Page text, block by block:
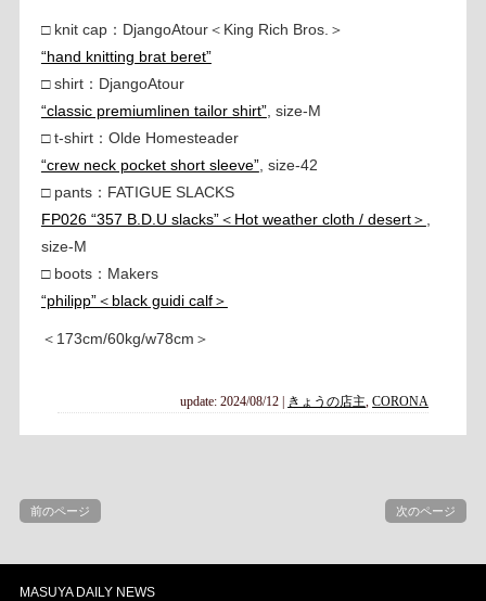
□ knit cap：DjangoAtour＜King Rich Bros.＞
“hand knitting brat beret”
□ shirt：DjangoAtour
“classic premiumlinen tailor shirt”, size-M
□ t-shirt：Olde Homesteader
“crew neck pocket short sleeve”, size-42
□ pants：FATIGUE SLACKS
FP026 “357 B.D.U slacks”＜Hot weather cloth / desert＞
size-M
□ boots：Makers
“philipp”＜black guidi calf＞
＜173cm/60kg/w78cm＞
update: 2024/08/12 | きょうの店主 ,CORONA
前のページ 次のページ
MASUYA DAILY NEWS